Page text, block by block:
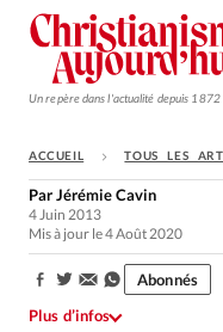
Un repère dans l'actualité depuis 1872
Monde
Opinions
ACCUEIL TOUS LES
ParJérémie Cavin
4 Juin 2013
Mis à jour le 4 Août 2020
Partager:
Abonnés
Plus d’infos